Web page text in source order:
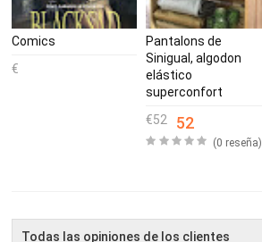
Comics
Pantalons de
Sinigual, algodon
elástico
superconfort
52
52
(0 reseña)
Todas las opiniones de los clientes